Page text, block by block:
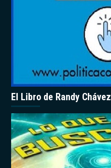
El Libro de Randy Chávez